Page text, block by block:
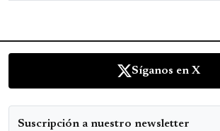
Síganos en X
Suscripción a nuestro newsletter